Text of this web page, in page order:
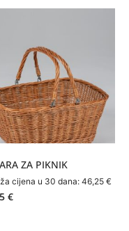
ZA PIKNIK
cijena u 30 dana: 46,25 €
€